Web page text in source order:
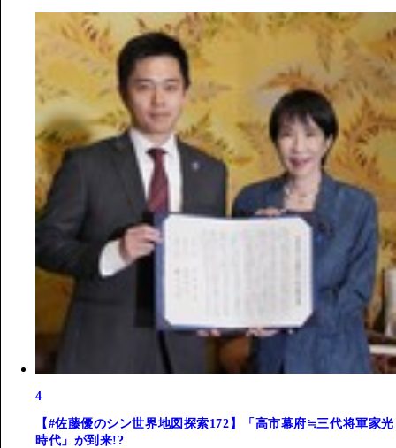
4
【#佐藤優のシン世界地図探索172】「高市幕府≒三代将軍家光
時代」が到来!?